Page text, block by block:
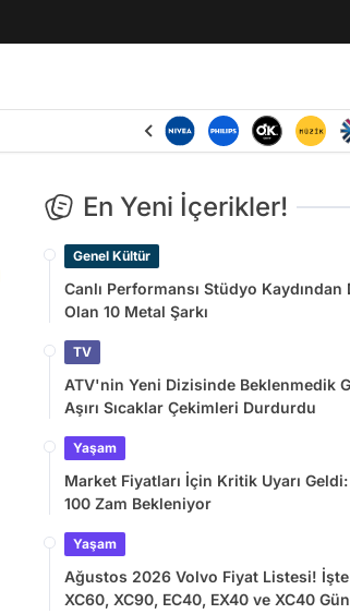
En Yeni İçerikler!
Genel Kültür
Canlı Performansı Stüdyo Kaydından
Olan 10 Metal Şarkı
TV
ATV'nin Yeni Dizisinde Beklenmedik
Aşırı Sıcaklar Çekimleri Durdurdu
Yaşam
Market Fiyatları İçin Kritik Uyarı
100 Zam Bekleniyor
Yaşam
Ağustos 2026 Volvo Fiyat Listesi!
XC60, XC90, EC40, EX40 ve XC40